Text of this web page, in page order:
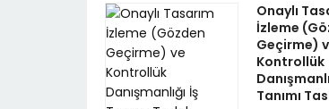
Onaylı
İzleme
Geçirme)
Kontrollük
Tanımı